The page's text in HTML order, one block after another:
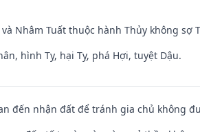
Nhâm Tuất thuộc hành Thủy không sợ
hình Tỵ, hại Tỵ, phá Hợi, tuyệt Dậu.
đến nhận đất để tránh gia chủ không